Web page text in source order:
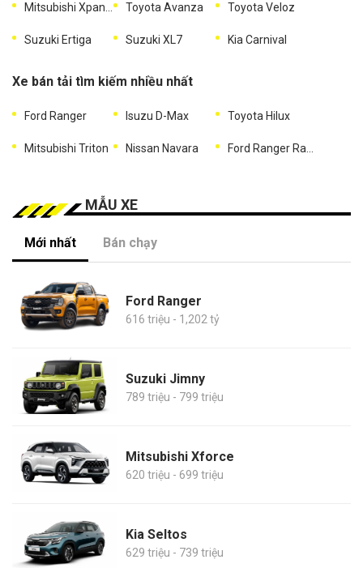
Toyota Avanza Toyota Veloz
Suzuki Ertiga Suzuki XL7 Kia Carnival
Xe bán tải tìm kiếm nhiều nhất
Ford Ranger Isuzu D-Max Toyota Hilux
Mitsubishi Triton Nissan Navara
MẪU XE
Mới nhất Bán chạy
Ford Ranger
616 triệu - 1,202 tỷ
Suzuki Jimny
789 triệu - 799 triệu
Mitsubishi Xforce
620 triệu - 699 triệu
Kia Seltos
629 triệu - 739 triệu